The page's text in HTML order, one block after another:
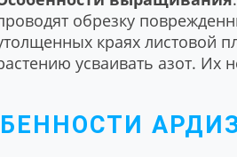
обрезку
краях листовой
усваивать азот. Их